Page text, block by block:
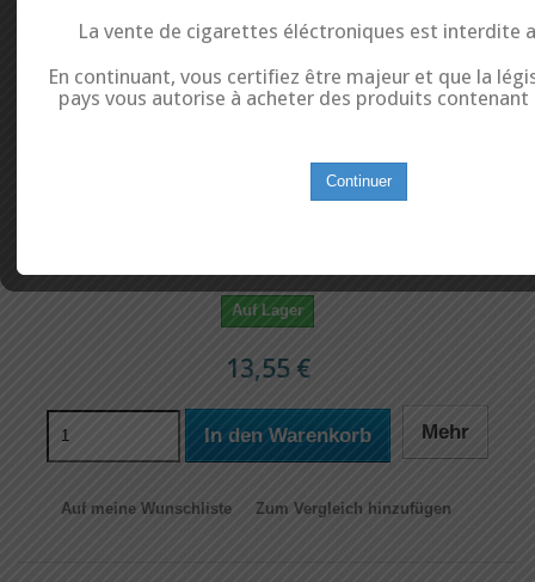
Pince Coupante modèle 170 - Plato
Auf Lager
13,55 €
In den Warenkorb Mehr
Auf meine Wunschliste Zum Vergleich hinzufügen
La vente de cigarettes éléctroniques est interdite
En continuant, vous certifiez être majeur et que la
pays vous autorise à acheter des produits contenant
Continuer